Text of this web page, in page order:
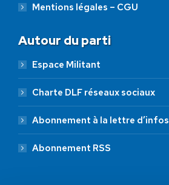
Mentions légales – CGU
Autour du parti
Espace Militant
Charte DLF réseaux sociaux
Abonnement à la lettre d’infos
Abonnement RSS